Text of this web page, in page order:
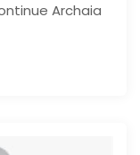
Archaia